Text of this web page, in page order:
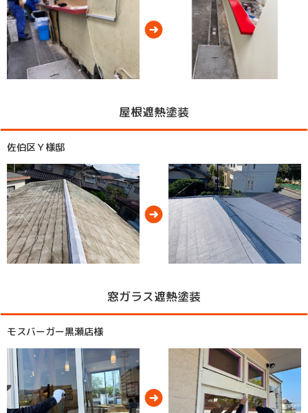
屋根遮熱塗装
佐伯区Ｙ様邸
窓ガラス遮熱塗装
モスバーガー黒瀬店様